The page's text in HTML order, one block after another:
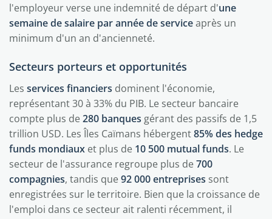
l'employeur verse une indemnité de départ d'une
semaine de salaire par année de serviceaprès un
minimum d'un an d'ancienneté.
Secteurs porteurs et opportunités
Les services financiers dominent l'économie,
représentant 30 à 33% du PIB. Le secteur bancaire
compte plus de280 banques gérant des passifs de 1,5
trillion USD. Les Îles Caïmans hébergent85% des hedge
funds mondiaux et plus de 10 500 mutual funds. Le
secteur de l'assurance regroupe plus de700
compagnies, tandis que92 000 entreprises sont
enregistrées sur le territoire. Bien que la croissance de
l'emploi dans ce secteur ait ralenti récemment, il